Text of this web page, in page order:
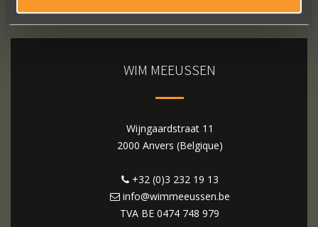
WIM MEEUSSEN
Wijngaardstraat 11
2000 Anvers (Belgique)
+32 (0)3 232 19 13
info@wimmeeussen.be
TVA BE 0474 748 979